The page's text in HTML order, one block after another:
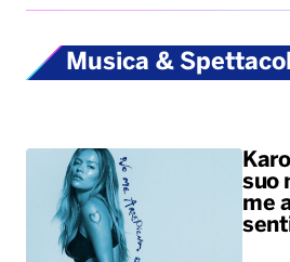
Musica &
suo
me